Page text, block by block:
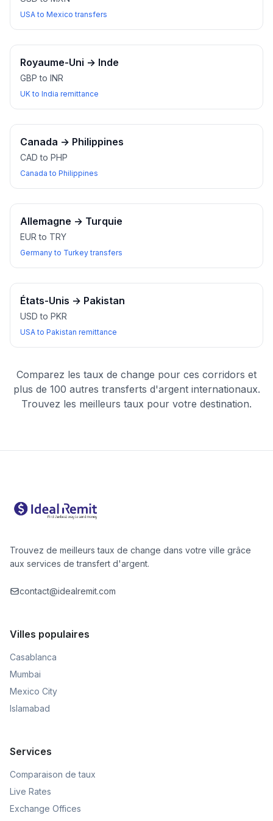
USA to Mexico transfers
Royaume-Uni → Inde
GBP to INR
UK to India remittance
Canada → Philippines
CAD to PHP
Canada to Philippines
Allemagne → Turquie
EUR to TRY
Germany to Turkey transfers
États-Unis → Pakistan
USD to PKR
USA to Pakistan remittance
Comparez les taux de change pour ces corridors et
plus de 100 autres transferts d'argent internationaux.
Trouvez les meilleurs taux pour votre destination.
Trouvez de meilleurs taux de change dans votre ville grâce
aux services de transfert d'argent.
contact@idealremit.com
Villes populaires
Casablanca
Mumbai
Mexico City
Islamabad
Services
Comparaison de taux
Live Rates
Exchange Offices